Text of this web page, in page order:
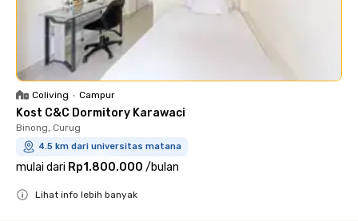
Coliving • Campur
Kost C&C Dormitory Karawaci
Binong, Curug
4.5 km dari universitas matana
mulai dari Rp1.800.000 /bulan
Lihat info lebih banyak